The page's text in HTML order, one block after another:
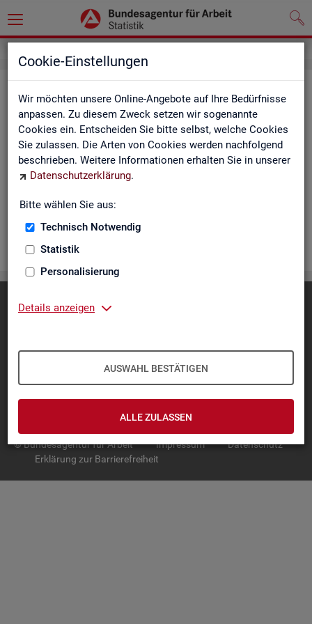
Cookie-Einstellungen
Wir möchten unsere Online-Angebote auf Ihre Bedürfnisse
anpassen. Zu diesem Zweck setzen wir sogenannte
Cookies ein. Entscheiden Sie bitte selbst, welche Cookies
Sie zulassen. Die Arten von Cookies werden nachfolgend
beschrieben. Weitere Informationen erhalten Sie in unserer
Datenschutzerklärung.
Bitte wählen Sie aus:
Technisch Notwendig
Statistik
Personalisierung
Details anzeigen
AUSWAHL BESTÄTIGEN
ALLE ZULASSEN
Rea­li­sier­te Kurz­ar­beit (hoch­ge­rech­
net) - Deutsch­land, Län­der, Re­gio­
nal­di­rek­tio­nen, Agen­tu­ren für Ar­beit
und Krei­se (Mo­nats­zah­len)
nen über Be­stand, Be­trie­be / Be­triebs­grö­ße, Kurz­ar­bei­ter­geld,
Kurz­ar­bei­ter­quo­te und wei­te­re Merk­ma­le.
IN­TER­AK­TI­VE STA­TIS­TI­KEN
GRUND­LA­GEN
© Bundesagentur für Arbeit Impressum
Datenschutz
Erklärung zur Barrierefreiheit